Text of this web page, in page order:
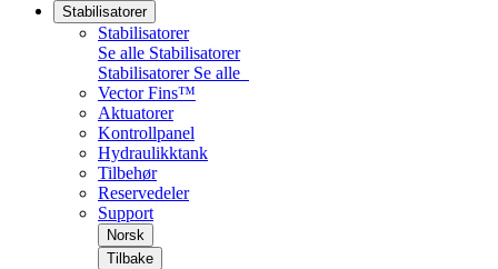
Stabilisatorer
Stabilisatorer
Se alle Stabilisatorer
Stabilisatorer Se alle
Vector Fins™
Aktuatorer
Kontrollpanel
Hydraulikktank
Tilbehør
Reservedeler
Support
Norsk
Tilbake